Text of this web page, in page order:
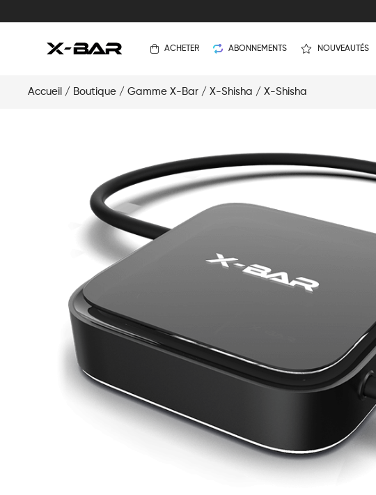
ACHETER ABONNEMENTS NOUVEAUTÉS
Accueil / Boutique / Gamme X-Bar / X-Shisha / X-Shisha